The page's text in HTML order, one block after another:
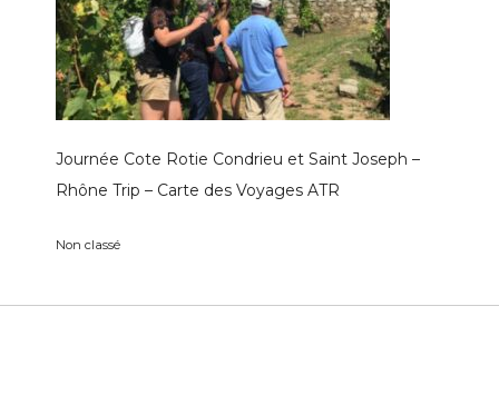
Journée Cote Rotie Condrieu et Saint Joseph –
Rhône Trip – Carte des Voyages ATR
Non classé